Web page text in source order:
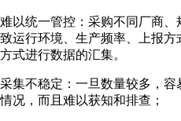
难以统一管控：采购不同⼚商
致运⾏环境、⽣产频率、上报
⽅式进⾏数据的汇集。
采集不稳定：一旦数量较多，
情况，而且难以获知和排查；